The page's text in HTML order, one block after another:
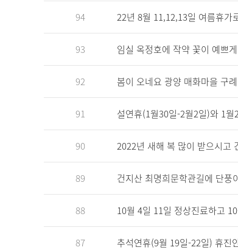
94 22년 8월 11,12,13일 여름휴가
93 임실 옥정호에 작약 꽃이 예쁘
92 봄이 오네요 광양 매화마을 구
91 설연휴(1월30일-2월2일)와 1
90 2022년 새해 복 많이 받으시고
89 건지산 최명희문학관길에 단풍
88 10월 4일 11일 정상진료하고
87 추석연휴(9월 19일-22일) 휴진